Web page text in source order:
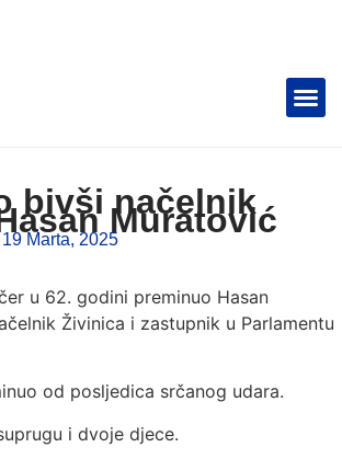
bivši načelnik
Muratović
19 Marta, 2025
u 62. godini preminuo Hasan
Živinica i zastupnik u Parlamentu
od posljedica srčanog udara.
i dvoje djece.